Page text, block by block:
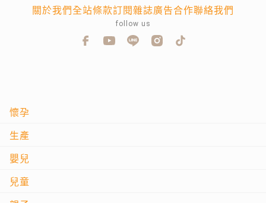
懷孕
生產
嬰兒
兒童
關於我們全站條款訂閱雜誌廣告合作聯絡我們
follow us